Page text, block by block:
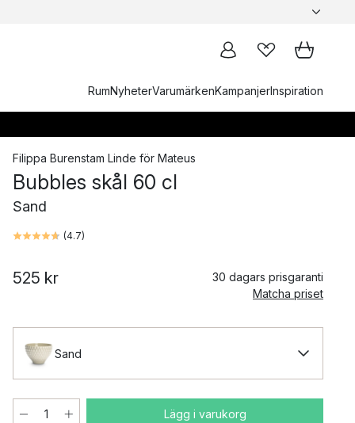
RumNyheterVarumärkenKampanjerInspiration
Filippa Burenstam Linde för Mateus
Bubbles skål 60 cl
Sand
(4.7)
525 kr
30 dagars prisgaranti
Matcha priset
Sand
Lägg i varukorg